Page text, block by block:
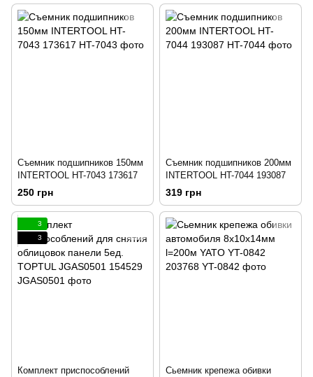
Съемник подшипников 150мм
INTERTOOL HT-7043 173617
250 грн
Съемник подшипников 200мм
INTERTOOL HT-7044 193087
319 грн
3
3
Комплект приспособлений
Сьемник крепежа обивки